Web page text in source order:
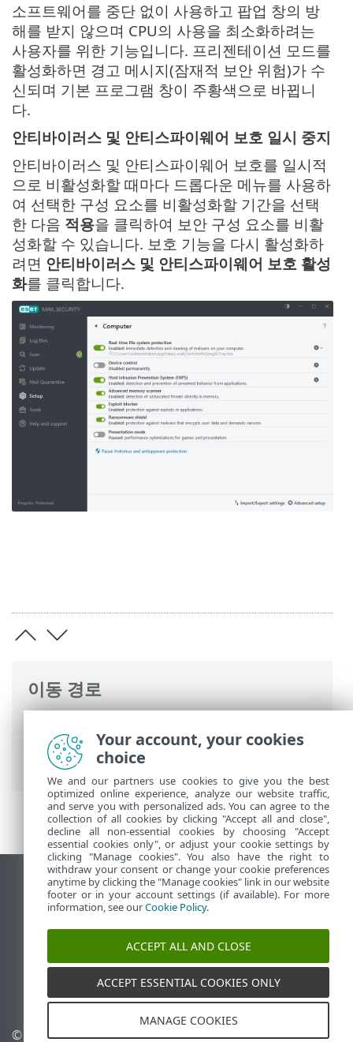
이동 경로
명령과 함께 ESET Mail Security>설정> 컴
퓨터
소프트웨어를 중단 없이 사용하고 팝업 창의 방
해를 받지 않으며 CPU의 사용을 최소화하려는
사용자를 위한 기능입니다. 프리젠테이션 모드를
활성화하면 경고 메시지(잠재적 보안 위험)가 수
신되며 기본 프로그램 창이 주황색으로 바뀝니
다.
안티바이러스 및 안티스파이웨어 보호 일시 중지
안티바이러스 및 안티스파이웨어 보호를 일시적
으로 비활성화할 때마다 드롭다운 메뉴를 사용하
여 선택한 구성 요소를 비활성화할 기간을 선택
한 다음 적용을 클릭하여 보안 구성 요소를 비활
성화할 수 있습니다. 보호 기능을 다시 활성화하
려면 안티바이러스 및 안티스파이웨어 보호 활성
화를 클릭합니다.
데스크톱 사이트 보기
End of Life
ESET 지식 베이스
ESET Status Portal
국가별 지원
© 1992 - 2025 ESET, spol. s 쿠키 관리
Your account, your cookies
choice
We and our partners use cookies to give you the best
optimized online experience, analyze our website traffic,
and serve you with personalized ads. You can agree to the
collection of all cookies by clicking "Accept all and close",
decline all non-essential cookies by choosing "Accept
essential cookies only", or adjust your cookie settings by
clicking "Manage cookies". You also have the right to
withdraw your consent or change your cookie preferences
anytime by clicking the "Manage cookies" link in our website
footer or in your account settings (if available). For more
information, see ourCookie Policy.
ACCEPT ALL AND CLOSE
ACCEPT ESSENTIAL COOKIES ONLY
MANAGE COOKIES